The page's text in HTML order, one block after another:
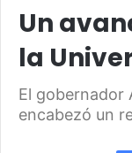
Un
la
El gobernador
encabezó un